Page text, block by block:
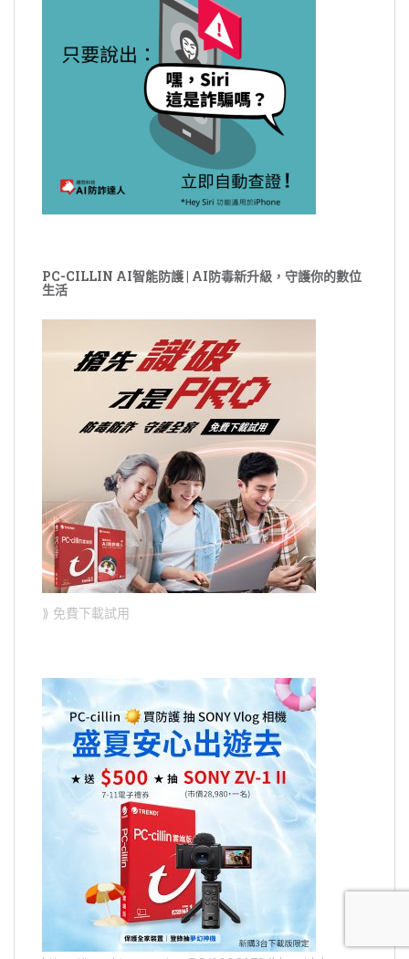
PC-CILLIN AI智能防護 | AI防毒新升級，守護你的數位
生活
⟫ 免費下載試用